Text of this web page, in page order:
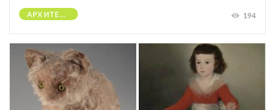
АРХИТЕКТУРА 194